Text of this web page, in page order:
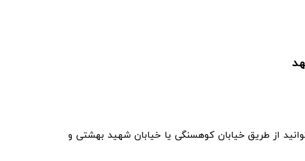
38 و 40 قرار دارد. برای رفتن به آن می توانید از طریق خیابان کوهسنگی یا خیابان شهید بهشتی و